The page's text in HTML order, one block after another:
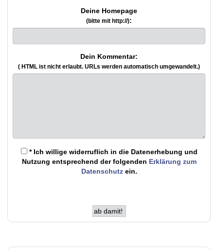
Deine Homepage
(bitte mit http://):
Dein Kommentar:
( HTML ist nicht erlaubt. URLs werden automatisch umgewandelt.)
* Ich willige widerruflich in die Datenerhebung und
Nutzung entsprechend der folgenden Erklärung zum
Datenschutzein.